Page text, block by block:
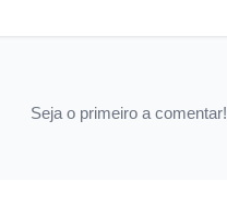
Seja o primeiro a comentar!